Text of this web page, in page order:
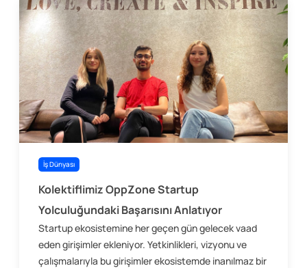
İş Dünyası
Kolektiflimiz OppZone Startup
Yolculuğundaki Başarısını Anlatıyor
Startup ekosistemine her geçen gün gelecek vaad
eden girişimler ekleniyor. Yetkinlikleri, vizyonu ve
çalışmalarıyla bu girişimler ekosistemde inanılmaz bir